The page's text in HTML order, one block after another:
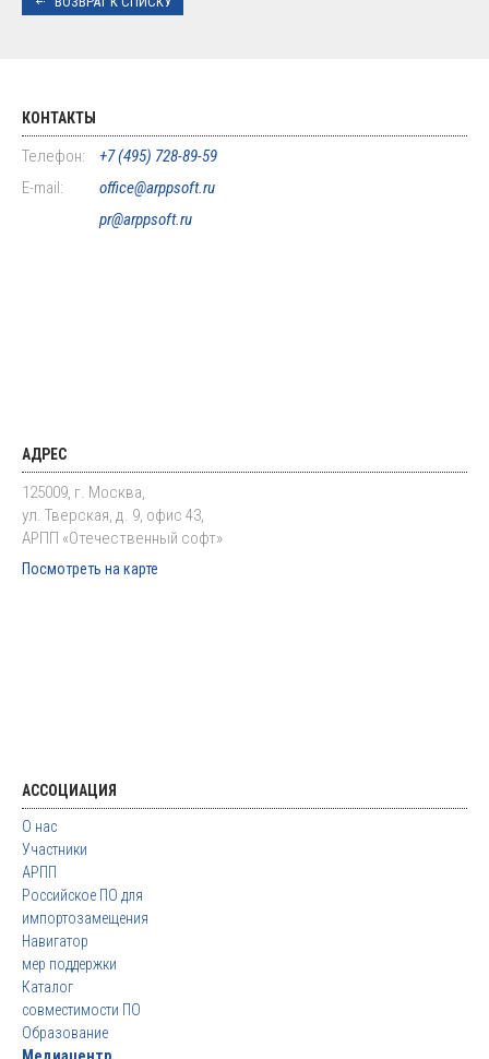
КОНТАКТЫ
Телефон:
+7 (495) 728-89-59
E-mail:
office@arppsoft.ru
pr@arppsoft.ru
АДРЕС
125009, г. Москва,
ул. Тверская, д. 9, офис 43,
АРПП «Отечественный софт»
Посмотреть на карте
АССОЦИАЦИЯ
О нас
Участники
АРПП
Российское ПО для
импортозамещения
Навигатор
мер поддержки
Каталог
совместимости ПО
Образование